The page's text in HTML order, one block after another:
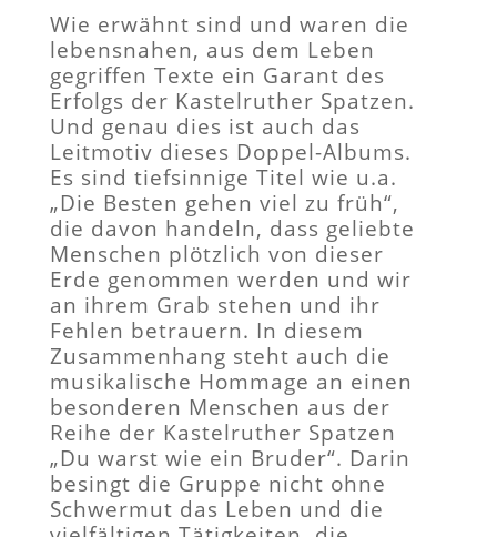
Wie erwähnt sind und waren die
lebensnahen, aus dem Leben
gegriffen Texte ein Garant des
Erfolgs der Kastelruther Spatzen.
Und genau dies ist auch das
Leitmotiv dieses Doppel-Albums.
Es sind tiefsinnige Titel wie u.a.
„Die Besten gehen viel zu früh“,
die davon handeln, dass geliebte
Menschen plötzlich von dieser
Erde genommen werden und wir
an ihrem Grab stehen und ihr
Fehlen betrauern. In diesem
Zusammenhang steht auch die
musikalische Hommage an einen
besonderen Menschen aus der
Reihe der Kastelruther Spatzen
„Du warst wie ein Bruder“. Darin
besingt die Gruppe nicht ohne
Schwermut das Leben und die